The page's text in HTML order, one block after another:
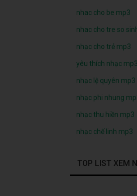
nhac cho be mp3
nhac cho tre so
nhạc cho trẻ mp3
yêu thích nhạc mp3
nhạc lệ quyên mp3
nhạc phi nhung
nhạc thu hiền mp3
nhạc chế linh mp3
TOP LIST XEM